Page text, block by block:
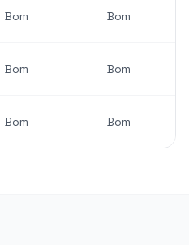
Bom Bom
Bom Bom
Bom Bom